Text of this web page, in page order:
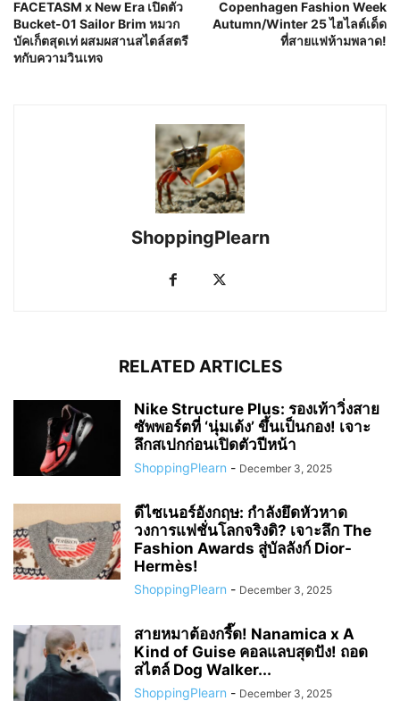
FACETASM x New Era เปิดตัว
Bucket-01 Sailor Brim หมวก
บัคเก็ตสุดเท่ ผสมผสานสไตล์สตรี
ทกับความวินเทจ
Copenhagen Fashion Week
Autumn/Winter 25 ไฮไลต์เด็ด
ที่สายแฟห้ามพลาด!
ShoppingPlearn
RELATED ARTICLES
Nike Structure Plus: รองเท้าวิ่งสาย
ซัพพอร์ตที่ ‘นุ่มเด้ง’ ขึ้นเป็นกอง! เจาะ
ลึกสเปกก่อนเปิดตัวปีหน้า
ShoppingPlearn - December 3, 2025
ดีไซเนอร์อังกฤษ: กำลังยึดหัวหาด
วงการแฟชั่นโลกจริงดิ? เจาะลึก The
Fashion Awards สู่บัลลังก์ Dior-
Hermès!
ShoppingPlearn - December 3, 2025
สายหมาต้องกรี๊ด! Nanamica x A
Kind of Guise คอลแลบสุดปัง! ถอด
สไตล์ Dog Walker...
ShoppingPlearn - December 3, 2025